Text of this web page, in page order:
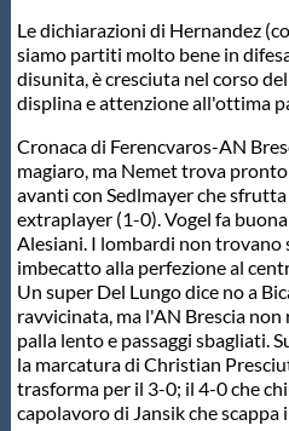
Le dichiarazioni di Hernandez
siamo partiti molto bene in
disunita, è cresciuta nel corso
displina e attenzione all'ottima
Cronaca di Ferencvaros-AN
magiaro, ma Nemet trova
avanti con Sedlmayer che
extraplayer (1-0). Vogel fa
Alesiani. I lombardi non trovano
imbecatto alla perfezione al
Un super Del Lungo dice no a
ravvicinata, ma l'AN Brescia
palla lento e passaggi sbagliati.
la marcatura di Christian
trasforma per il 3-0; il 4-0 che
capolavoro di Jansik che scappa